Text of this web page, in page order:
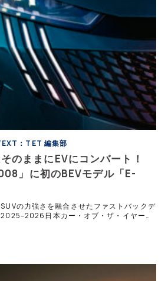
：TET 編集部
のままにEVにコンバート！
」に初のBEVモデル「E-
の力強さを融合させたファストバックデ
日本カー・オブ・ザ・イヤーの
プジョー3008に、BEVモデルの「E-
日から販売を開始した。内外装、電気自
格、CEV補助金について解説する